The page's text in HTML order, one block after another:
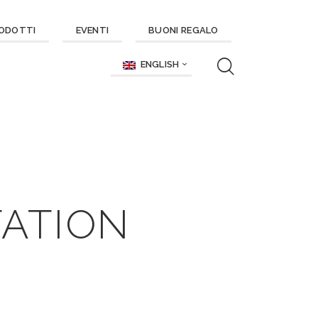
EVENTI BUONI REGALO
ENGLISH